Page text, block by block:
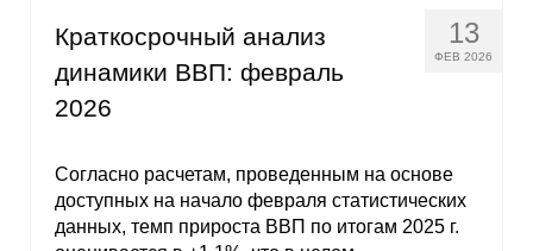
13
ФЕВ 2026
Краткосрочный анализ
динамики ВВП: февраль
2026
Согласно расчетам, проведенным на основе
доступных на начало февраля статистических
данных, темп прироста ВВП по итогам 2025 г.